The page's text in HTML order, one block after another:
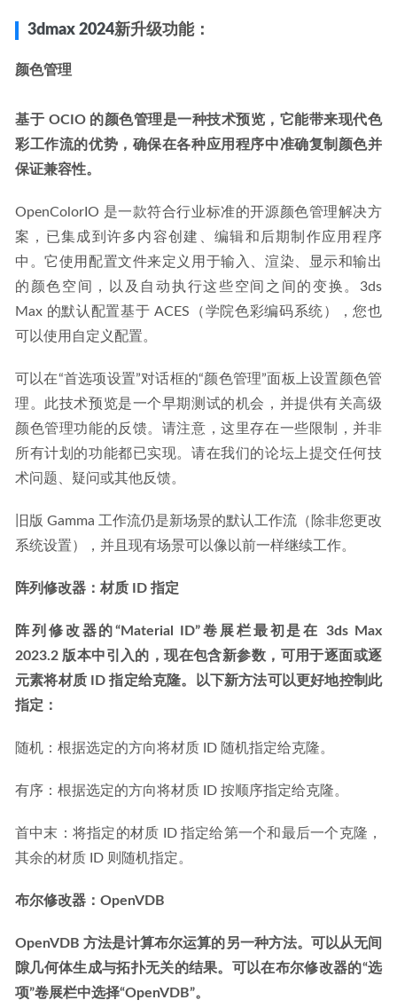
3dmax 2024新升级功能：
颜色管理
基于 OCIO 的颜色管理是一种技术预览，它能带来现代色
彩工作流的优势，确保在各种应用程序中准确复制颜色并
保证兼容性。
OpenColorIO 是一款符合行业标准的开源颜色管理解决方
案，已集成到许多内容创建、编辑和后期制作应用程序
中。它使用配置文件来定义用于输入、渲染、显示和输出
的颜色空间，以及自动执行这些空间之间的变换。3ds
Max 的默认配置基于 ACES（学院色彩编码系统），您也
可以使用自定义配置。
可以在“首选项设置”对话框的“颜色管理”面板上设置颜色管
理。此技术预览是一个早期测试的机会，并提供有关高级
颜色管理功能的反馈。请注意，这里存在一些限制，并非
所有计划的功能都已实现。请在我们的论坛上提交任何技
术问题、疑问或其他反馈。
旧版 Gamma 工作流仍是新场景的默认工作流（除非您更改
系统设置），并且现有场景可以像以前一样继续工作。
阵列修改器：材质 ID 指定
阵列修改器的“Material ID”卷展栏最初是在 3ds Max
2023.2 版本中引入的，现在包含新参数，可用于逐面或逐
元素将材质 ID 指定给克隆。以下新方法可以更好地控制此
指定：
随机：根据选定的方向将材质 ID 随机指定给克隆。
有序：根据选定的方向将材质 ID 按顺序指定给克隆。
首中末：将指定的材质 ID 指定给第一个和最后一个克隆，
其余的材质 ID 则随机指定。
布尔修改器：OpenVDB
OpenVDB 方法是计算布尔运算的另一种方法。可以从无间
隙几何体生成与拓扑无关的结果。可以在布尔修改器的“选
项”卷展栏中选择“OpenVDB”。